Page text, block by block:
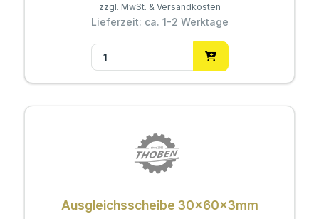
zzgl. MwSt. & Versandkosten
Lieferzeit: ca. 1-2 Werktage
Ausgleichsscheibe 30x60x3mm